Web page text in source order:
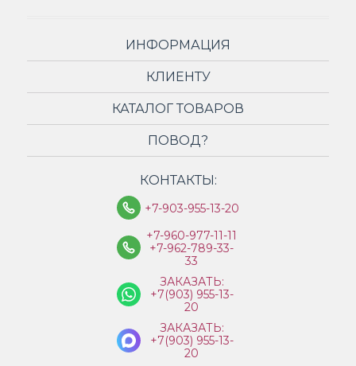
ИНФОРМАЦИЯ
КЛИЕНТУ
КАТАЛОГ ТОВАРОВ
ПОВОД?
КОНТАКТЫ:
+7-903-955-13-20
+7-960-977-11-11
+7-962-789-33-
33
ЗАКАЗАТЬ:
+7(903) 955-13-
20
ЗАКАЗАТЬ:
+7(903) 955-13-
20